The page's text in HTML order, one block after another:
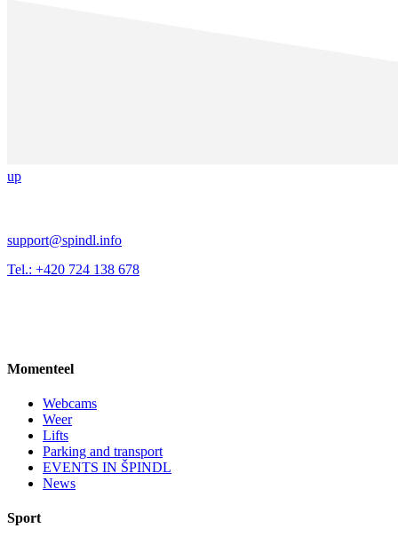
up
support@spindl.info
Tel.: +420 724 138 678
Momenteel
Webcams
Weer
Lifts
Parking and transport
EVENTS IN ŠPINDL
News
Sport